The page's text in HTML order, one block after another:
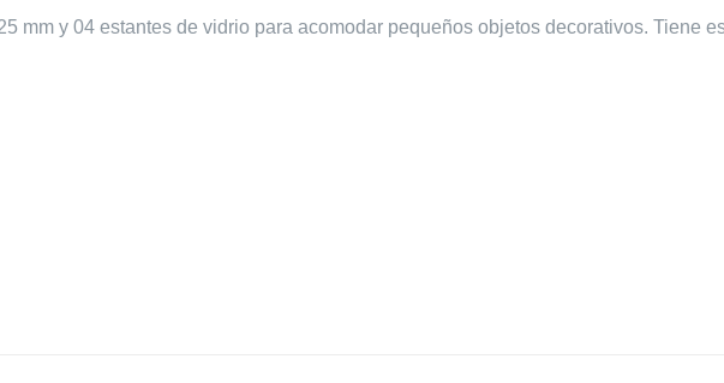
mm y 04 estantes de vidrio para acomodar pequeños objetos decorativos. Tiene